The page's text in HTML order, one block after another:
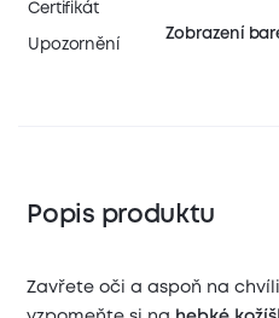
Certifikát
Upozornění
Zobrazení
Popis produktu
Zavřete oči a aspoň na